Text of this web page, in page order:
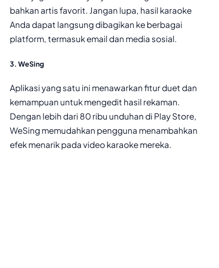
bahkan artis favorit. Jangan lupa, hasil karaoke
Anda dapat langsung dibagikan ke berbagai
platform, termasuk email dan media sosial.
3. WeSing
Aplikasi yang satu ini menawarkan fitur duet dan
kemampuan untuk mengedit hasil rekaman.
Dengan lebih dari 80 ribu unduhan di Play Store,
WeSing memudahkan pengguna menambahkan
efek menarik pada video karaoke mereka.